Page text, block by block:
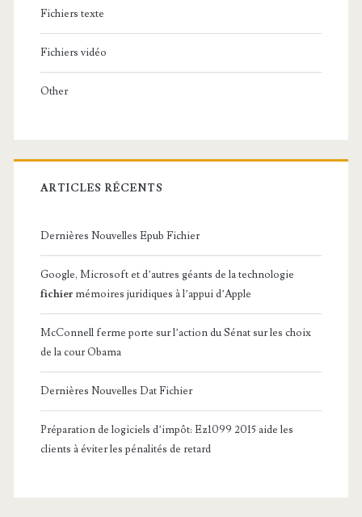
Fichiers texte
Fichiers vidéo
Other
ARTICLES RÉCENTS
Dernières Nouvelles Epub Fichier
Google, Microsoft et d’autres géants de la technologie
fichier mémoires juridiques à l’appui d’Apple
McConnell ferme porte sur l’action du Sénat sur les choix
de la cour Obama
Dernières Nouvelles Dat Fichier
Préparation de logiciels d’impôt: Ez1099 2015 aide les
clients à éviter les pénalités de retard